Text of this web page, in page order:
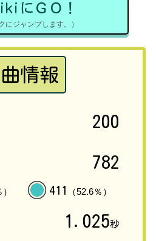
にＧＯ！
にジャンプします。）
情報
200
782
411 （52.6％）
1.025秒